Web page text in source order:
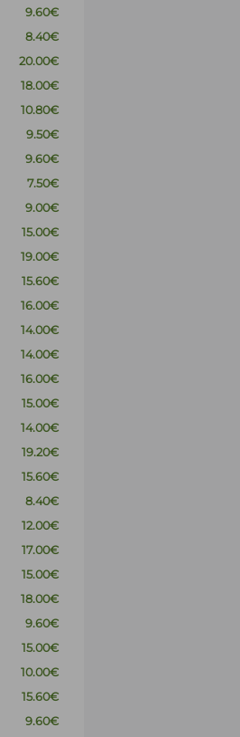
9.60€
8.40€
20.00€
18.00€
10.80€
9.50€
9.60€
7.50€
9.00€
15.00€
19.00€
15.60€
16.00€
14.00€
14.00€
16.00€
15.00€
14.00€
19.20€
15.60€
8.40€
12.00€
17.00€
15.00€
18.00€
9.60€
15.00€
10.00€
15.60€
9.60€